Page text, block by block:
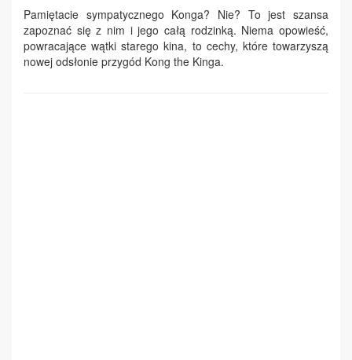
Pamiętacie sympatycznego Konga? Nie? To jest szansa
zapoznać się z nim i jego całą rodzinką. Niema opowieść,
powracające wątki starego kina, to cechy, które towarzyszą
nowej odsłonie przygód Kong the Kinga.